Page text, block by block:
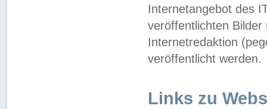
Internetangebot des
veröffentlichten
Internetredaktion
veröffentlicht werden.
Links zu